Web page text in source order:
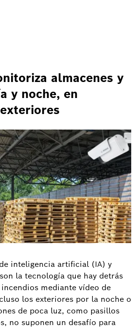
almacenes y
y noche, en
inteligencia artificial (IA) y
la tecnología que hay detrás
mediante vídeo de
los exteriores por la noche o
de poca luz, como pasillos
no suponen un desafío para